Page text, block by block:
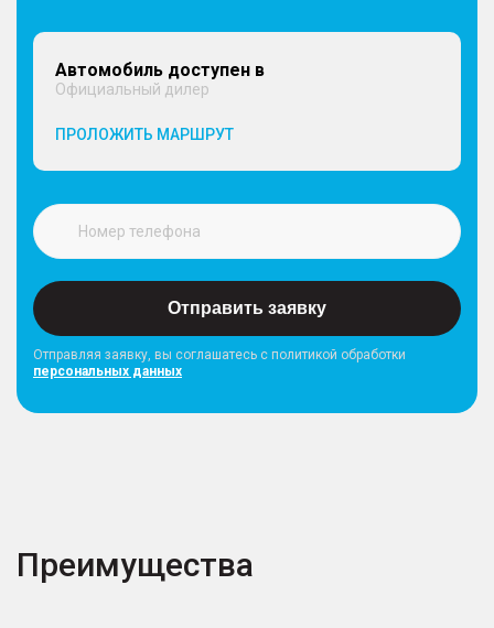
Автомобиль доступен в
Официальный дилер
ПРОЛОЖИТЬ МАРШРУТ
Отправить заявку
Отправляя заявку, вы соглашатесь с политикой обработки
персональных данных
Преимущества